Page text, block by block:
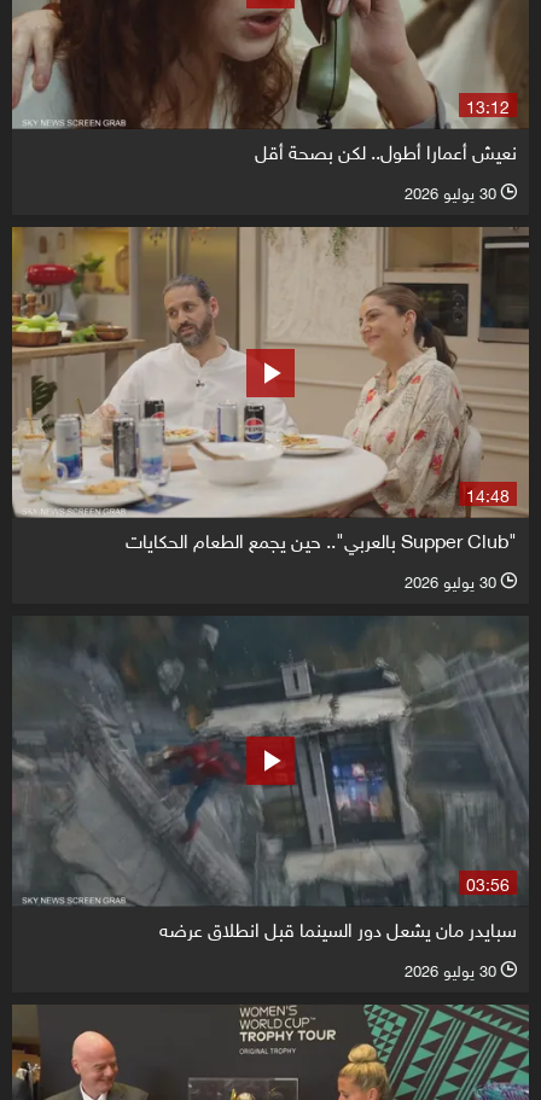
13:12
نعيش أعمارا أطول.. لكن بصحة أقل
l 30 يوليو 2026
14:48
"Supper Club بالعربي".. حين يجمع الطعام الحكايات
l 30 يوليو 2026
03:56
سبايدر مان يشعل دور السينما قبل انطلاق عرضه
l 30 يوليو 2026